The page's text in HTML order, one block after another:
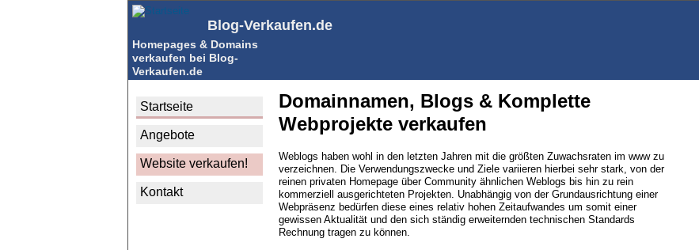
Blog-Verkaufen.de
Homepages & Domains
verkaufen bei Blog-
Verkaufen.de
Hauptnavigation
Startseite
Angebote
Website verkaufen!
Kontakt
Domainnamen, Blogs & Komplette
Webprojekte verkaufen
Weblogs haben wohl in den letzten Jahren mit die größten Zuwachsraten im www zu
verzeichnen. Die Verwendungszwecke und Ziele variieren hierbei sehr stark, von der
reinen privaten Homepage über Community ähnlichen Weblogs bis hin zu rein
kommerziell ausgerichteten Projekten. Unabhängig von der Grundausrichtung einer
Webpräsenz bedürfen diese eines relativ hohen Zeitaufwandes um somit einer
gewissen Aktualität und den sich ständig erweiternden technischen Standards
Rechnung tragen zu können.